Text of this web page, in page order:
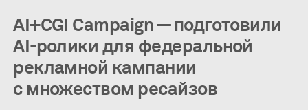
AI+CGI Campaign — подготовили
AI-ролики для федеральной
рекламной кампании
с множеством ресайзов